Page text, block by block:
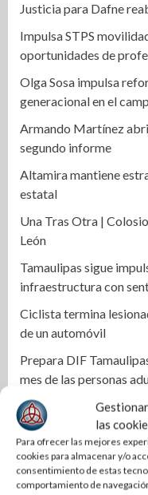
las
Para ofrecer las mejores
cookies para almacenar y/o
consentimiento de estas
comportamiento de
Justicia para Dafne
Impulsa STPS
oportunidades de
Olga Sosa impulsa
generacional en el
Armando Martínez
segundo informe
Altamira mantiene
estatal
Una Tras Otra |
León
Tamaulipas sigue
infraestructura con
Ciclista termina
de un automóvil
Prepara DIF
mes de las personas
La ONU publica
Tamaulipas
Gobierno de Altamira
18 animales